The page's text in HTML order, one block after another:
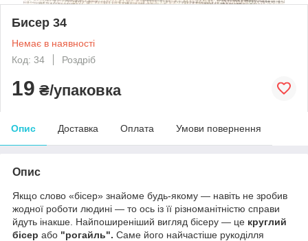
Бисер 34
Немає в наявності
Код: 34
Роздріб
19 ₴/упаковка
Опис Доставка Оплата Умови повернення
Опис
Якщо слово «бісер» знайоме будь-якому — навіть не зробив
жодної роботи людині — то ось із її різноманітністю справи
йдуть інакше. Найпоширеніший вигляд бісеру — це круглий
бісер або "рогайль". Саме його найчастіше рукоділля